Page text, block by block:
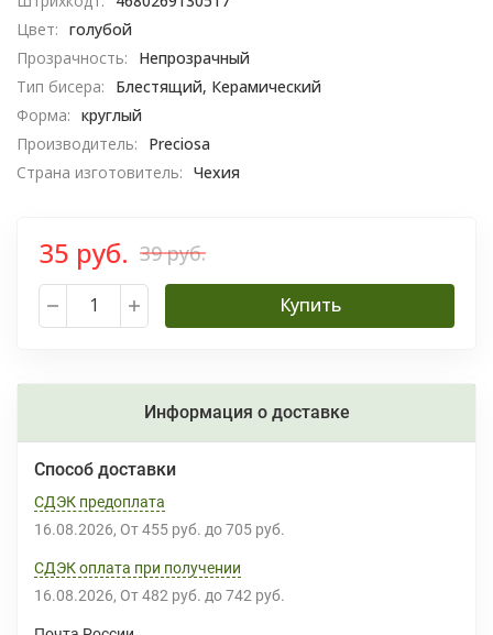
Цвет: голубой
Прозрачность:
Непрозрачный
Тип бисера:
Блестящий, Керамический
Форма: круглый
Производитель:
Preciosa
Страна изготовитель: Чехия
35 руб. 39 руб.
Купить
Информация о доставке
Способ доставки
СДЭК предоплата
16.08.2026 От 455 руб. до 705 руб.
СДЭК оплата при получении
16.08.2026 От 482 руб. до 742 руб.